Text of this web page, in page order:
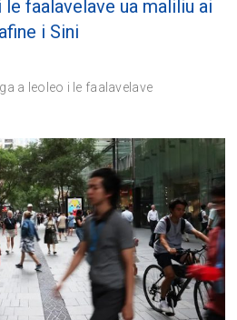
i le faalavelave ua maliliu ai
i Sini
a leoleo i le faalavelave